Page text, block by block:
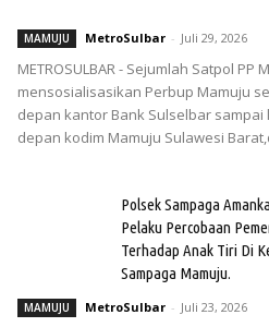
MAMUJU MetroSulbar - Juli 29, 2026
METROSULBAR - Sejumlah Satpol PP
mensosialisasikan Perbup Mamuju
depan kantor Bank Sulselbar sampai
depan kodim Mamuju Sulawesi
Polsek Sampaga
Pelaku Percobaan
Terhadap Anak Tiri Di
Sampaga Mamuju.
MAMUJU MetroSulbar - Juli 23, 2026